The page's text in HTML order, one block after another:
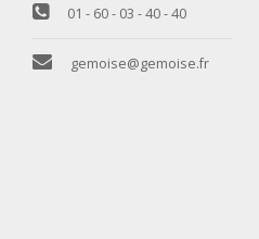
01 - 60 - 03 - 40 - 40
gemoise@gemoise.fr